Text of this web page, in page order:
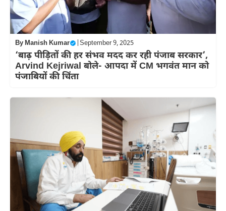
ByManish Kumar September 9, 2025
‘बाढ़ पीड़ितों की हर संभव मदद कर रही पंजाब सरकार’,
Arvind Kejriwal बोले- आपदा में CM भगवंत मान को
पंजाबियों की चिंता